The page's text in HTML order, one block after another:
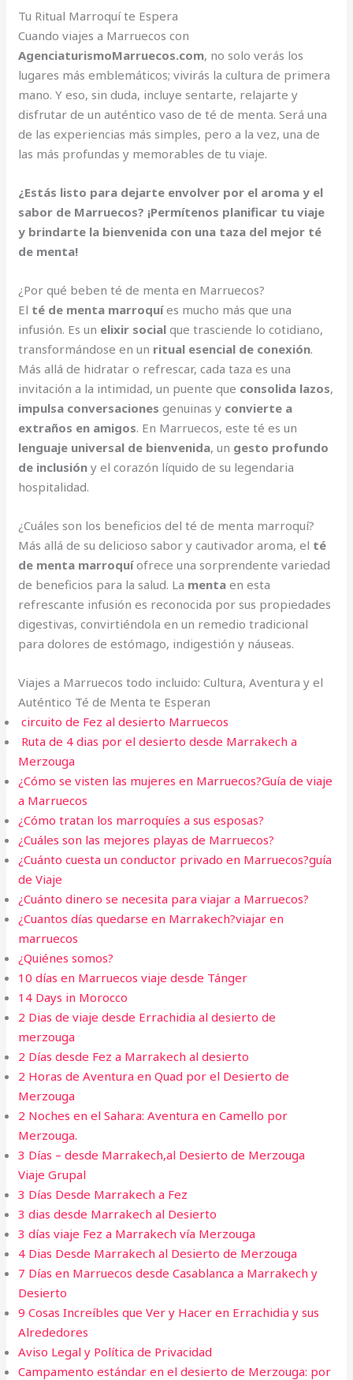
Tu Ritual Marroquí te Espera
Cuando viajes a Marruecos con
AgenciaturismoMarruecos.com, no solo verás los
lugares más emblemáticos; vivirás la cultura de primera
mano. Y eso, sin duda, incluye sentarte, relajarte y
disfrutar de un auténtico vaso de té de menta. Será una
de las experiencias más simples, pero a la vez, una de
las más profundas y memorables de tu viaje.
¿Estás listo para dejarte envolver por el aroma y el
sabor de Marruecos? ¡Permítenos planificar tu viaje
y brindarte la bienvenida con una taza del mejor té
de menta!
¿Por qué beben té de menta en Marruecos?
El té de menta marroquíes mucho más que una
infusión. Es un elixir social que trasciende lo cotidiano,
transformándose en un ritual esencial de conexión.
Más allá de hidratar o refrescar, cada taza es una
invitación a la intimidad, un puente que consolida lazos,
impulsa conversaciones genuinas y convierte a
extraños en amigos. En Marruecos, este té es un
lenguaje universal de bienvenida, un gesto profundo
de inclusión y el corazón líquido de su legendaria
hospitalidad.
¿Cuáles son los beneficios del té de menta marroquí?
Más allá de su delicioso sabor y cautivador aroma, el té
de menta marroquíofrece una sorprendente variedad
de beneficios para la salud. La menta en esta
refrescante infusión es reconocida por sus propiedades
digestivas, convirtiéndola en un remedio tradicional
para dolores de estómago, indigestión y náuseas.
Viajes a Marruecos todo incluido: Cultura, Aventura y el
Auténtico Té de Menta te Esperan
circuito de Fez al desierto Marruecos
Ruta de 4 dias por el desierto desde Marrakech a
Merzouga
¿Cómo se visten las mujeres en Marruecos?Guía de viaje
a Marruecos
¿Cómo tratan los marroquíes a sus esposas?
¿Cuáles son las mejores playas de Marruecos?
¿Cuánto cuesta un conductor privado en Marruecos?guía
de Viaje
¿Cuánto dinero se necesita para viajar a Marruecos?
¿Cuantos días quedarse en Marrakech?viajar en
marruecos
¿Quiénes somos?
10 días en Marruecos viaje desde Tánger
14 Days in Morocco
2 Dias de viaje desde Errachidia al desierto de
merzouga
2 Días desde Fez a Marrakech al desierto
2 Horas de Aventura en Quad por el Desierto de
Merzouga
2 Noches en el Sahara: Aventura en Camello por
Merzouga.
3 Días – desde Marrakech,al Desierto de Merzouga
Viaje Grupal
3 Días Desde Marrakech a Fez
3 dias desde Marrakech al Desierto​
3 días viaje Fez a Marrakech vía Merzouga
4 Dias Desde Marrakech al Desierto de Merzouga​
7 Días en Marruecos desde Casablanca a Marrakech y
Desierto
9 Cosas Increíbles que Ver y Hacer en Errachidia y sus
Alrededores
Aviso Legal y Política de Privacidad
Campamento estándar en el desierto de Merzouga: por